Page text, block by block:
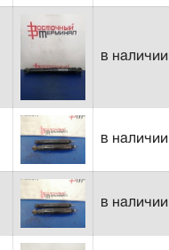
в наличии
в наличии
в наличии